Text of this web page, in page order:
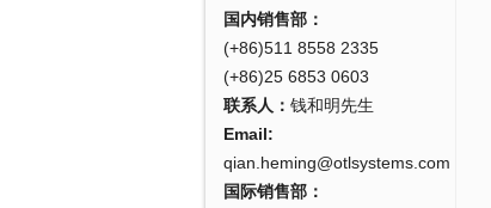
国内销售部：
(+86)511 8558 2335
(+86)25 6853 0603
联系人： 钱和明先生
Email:
qian.heming@otlsystems.com
国际销售部：